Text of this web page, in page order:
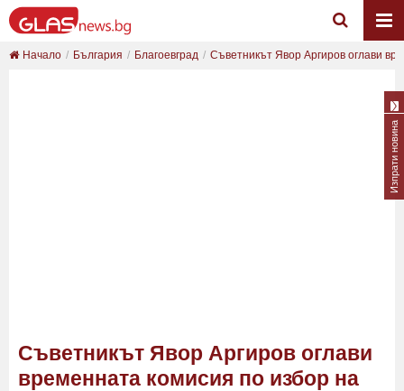
Начало България Благоевград Съветникът Явор Аргиров оглави
Съветникът Явор Аргиров оглави
временната комисия по избор на
Изпрати новина